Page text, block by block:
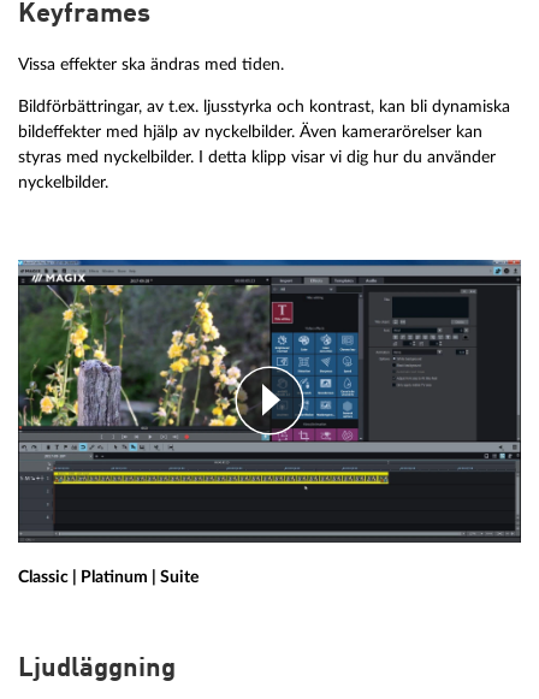
Keyframes
Vissa effekter ska ändras med tiden.
Bildförbättringar, av t.ex. ljusstyrka och kontrast, kan bli dynamiska
bildeffekter med hjälp av nyckelbilder. Även kamerarörelser kan
styras med nyckelbilder. I detta klipp visar vi dig hur du använder
nyckelbilder.
Classic | Platinum | Suite
Ljudläggning